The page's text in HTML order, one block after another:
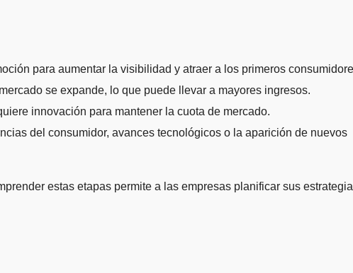
para aumentar la visibilidad y atraer a los primeros
se expande, lo que puede llevar a mayores ingresos.
innovación para mantener la cuota de mercado.
del consumidor, avances tecnológicos o la aparición de nuevos
estas etapas permite a las empresas planificar sus